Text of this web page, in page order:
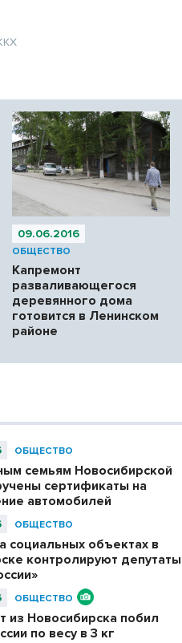
09.06.2016
ОБЩЕСТВО
Капремонт
разваливающегося
деревянного дома
готовится в Ленинском
районе
ОБЩЕСТВО
семьям Новосибирской
сертификаты на
автомобилей
ОБЩЕСТВО
социальных объектах в
контролируют депутаты
ОБЩЕСТВО
из Новосибирска побил
по весу в 3 кг